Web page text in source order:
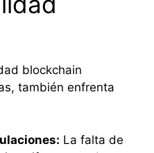
blockchain
también enfrenta
La falta de